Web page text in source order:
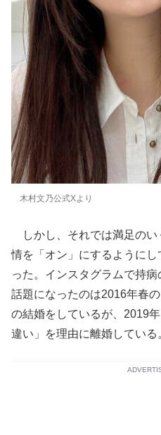
木村文乃公式Xより
しかし、それでは満足のい
情を「オン」にするように
った。インスタグラムで持
話題になったのは2016年春
の結婚をしているが、2019
違い」を理由に離婚している